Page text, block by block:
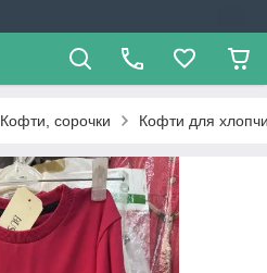
Кофти, сорочки Кофти для